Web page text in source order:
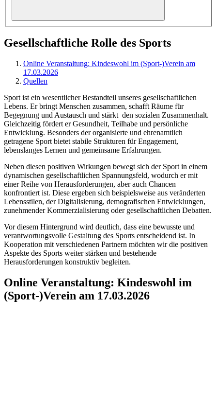
Gesellschaftliche Rolle des Sports
Online Veranstaltung: Kindeswohl im (Sport-)Verein am
17.03.2026
Quellen
Sport ist ein wesentlicher Bestandteil unseres gesellschaftlichen
Lebens. Er bringt Menschen zusammen, schafft Räume für
Begegnung und Austausch und stärkt den sozialen Zusammenhalt.
Gleichzeitig fördert er Gesundheit, Teilhabe und persönliche
Entwicklung. Besonders der organisierte und ehrenamtlich
getragene Sport bietet stabile Strukturen für Engagement,
lebenslanges Lernen und gemeinsame Erfahrungen.
Neben diesen positiven Wirkungen bewegt sich der Sport in einem
dynamischen gesellschaftlichen Spannungsfeld, wodurch er mit
einer Reihe von Herausforderungen, aber auch Chancen
konfrontiert ist. Diese ergeben sich beispielsweise aus veränderten
Lebensstilen, der Digitalisierung, demografischen Entwicklungen,
zunehmender Kommerzialisierung oder gesellschaftlichen Debatten.
Vor diesem Hintergrund wird deutlich, dass eine bewusste und
verantwortungsvolle Gestaltung des Sports entscheidend ist. In
Kooperation mit verschiedenen Partnern möchten wir die positiven
Aspekte des Sports weiter stärken und bestehende
Herausforderungen konstruktiv begleiten.
Online Veranstaltung: Kindeswohl im
(Sport-)Verein am 17.03.2026